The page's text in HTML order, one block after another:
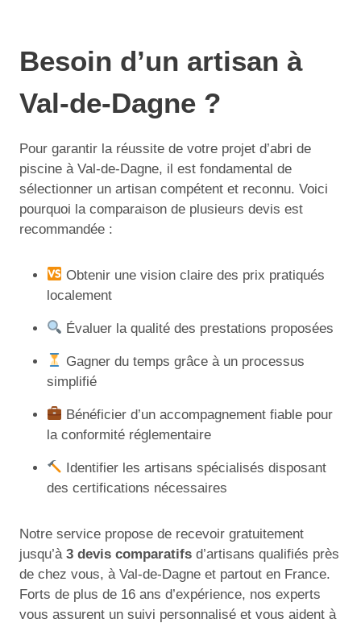
Besoin d’un artisan à
Val-de-Dagne ?
Pour garantir la réussite de votre projet d’abri de
piscine à Val-de-Dagne, il est fondamental de
sélectionner un artisan compétent et reconnu. Voici
pourquoi la comparaison de plusieurs devis est
recommandée :
Obtenir une vision claire des prix pratiqués
localement
Évaluer la qualité des prestations proposées
Gagner du temps grâce à un processus
simplifié
Bénéficier d’un accompagnement fiable pour
la conformité réglementaire
Identifier les artisans spécialisés disposant
des certifications nécessaires
Notre service propose de recevoir gratuitement
jusqu’à 3 devis comparatifs d’artisans qualifiés près
de chez vous, à Val-de-Dagne et partout en France.
Forts de plus de 16 ans d’expérience, nos experts
vous assurent un suivi personnalisé et vous aident à